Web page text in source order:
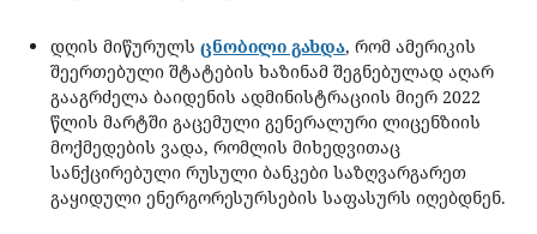
დღის მიწურულს ცნობილი გახდა, რომ ამერიკის
შეერთებული შტატების ხაზინამ შეგნებულად აღარ
გააგრძელა ბაიდენის ადმინისტრაციის მიერ 2022
წლის მარტში გაცემული გენერალური ლიცენზიის
მოქმედების ვადა, რომლის მიხედვითაც
სანქცირებული რუსული ბანკები საზღვარგარეთ
გაყიდული ენერგორესურსების საფასურს იღებდნენ.